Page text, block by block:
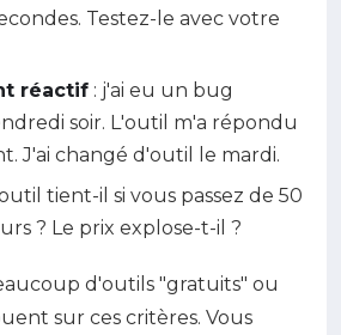
Testez-le avec votre
réactif : j'ai eu un bug
soir. L'outil m'a répondu
J'ai changé d'outil le mardi.
tient-il si vous passez de 50
? Le prix explose-t-il ?
d'outils "gratuits" ou
sur ces critères. Vous